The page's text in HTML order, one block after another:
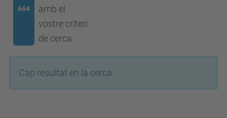
664
amb el
vostre criteri
de cerca
Cap resultat en la cerca.